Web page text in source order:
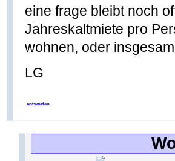
eine frage bleibt noch
Jahreskaltmiete pro
wohnen, oder
LG
antworten